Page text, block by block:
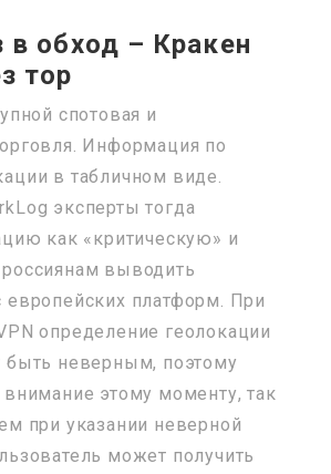
в обход – Кракен
тор
спотовая и
Информация по
в табличном виде.
эксперты тогда
как «критическую» и
выводить
платформ. При
определение геолокации
быть неверным, поэтому
этому моменту, так
при указании неверной
может получить